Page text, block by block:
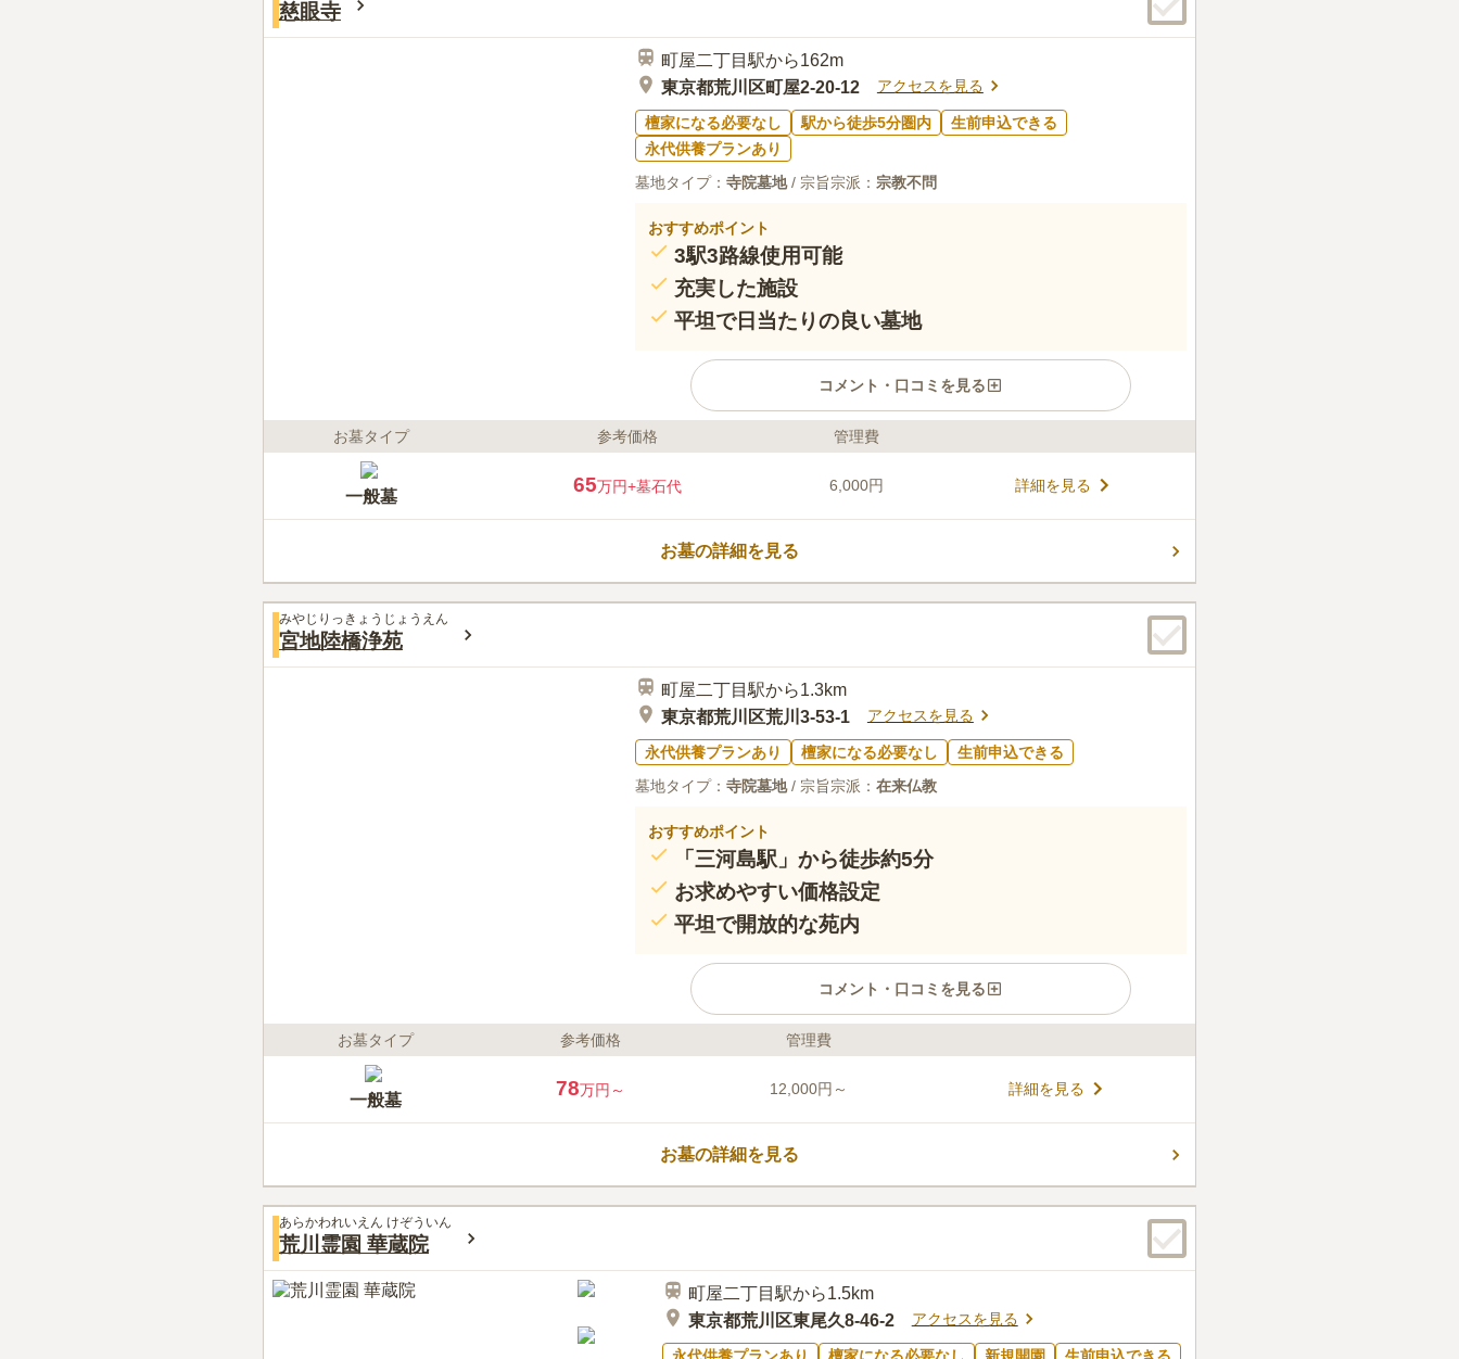
慈眼寺
町屋二丁目駅から162m
東京都荒川区町屋2-20-12
アクセスを見る
檀家になる必要なし 駅から徒歩5分圏内
生前申込できる
永代供養プランあり
墓地タイプ： 寺院墓地/ 宗旨宗派： 宗教不問
おすすめポイント
3駅3路線使用可能
充実した施設
平坦で日当たりの良い墓地
コメント・口コミを見る
ライフドット編集部のコメント
本尊である朝日薬師如来の霊験が語り継がれ、眼病や産婦さんにま
つわるご利益などが伝えられています。 境内は隅々まで清潔感があ
り、日当たりもよく明るい雰囲気です。 慈眼寺には一般墓のほか、
永代供養塔と合祀塔が別にあります。
お墓タイプ 参考価格 管理費
一般墓
65万円+墓石代 6,000円 詳細を見る
お墓の詳細を見る
みやじりっきょうじょうえん
宮地陸橋浄苑
町屋二丁目駅から1.3km
東京都荒川区荒川3-53-1
アクセスを見る
永代供養プランあり 檀家になる必要なし
生前申込できる
墓地タイプ： 寺院墓地/ 宗旨宗派： 在来仏教
おすすめポイント
「三河島駅」から徒歩約5分
お求めやすい価格設定
平坦で開放的な苑内
コメント・口コミを見る
ライフドット編集部のコメント
カー連れの方、車いすの方など、どなたでも歩きやすくなっていま
す。そよぐ風や太陽の光を感じながら晴れやかにお参りが出来る開
放的な墓苑です。都会の喧騒を離れた静けさと、永代使用料と墓石
代金がセットで約８０万円という良心的な価格設定が大きな魅力と
なっています。
お墓タイプ 参考価格 管理費
一般墓
78万円～ 12,000円～ 詳細を見る
お墓の詳細を見る
あらかわれいえん けぞういん
荒川霊園 華蔵院
町屋二丁目駅から1.5km
東京都荒川区東尾久8-46-2
アクセスを見る